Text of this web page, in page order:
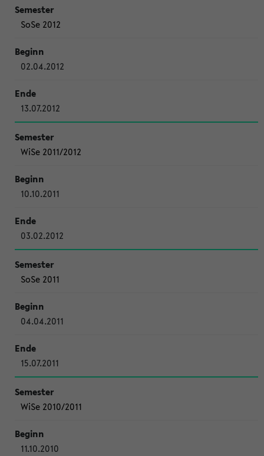
SoSe 2012
02.04.2012
13.07.2012
WiSe 2011/2012
10.10.2011
03.02.2012
SoSe 2011
04.04.2011
15.07.2011
WiSe 2010/2011
11.10.2010